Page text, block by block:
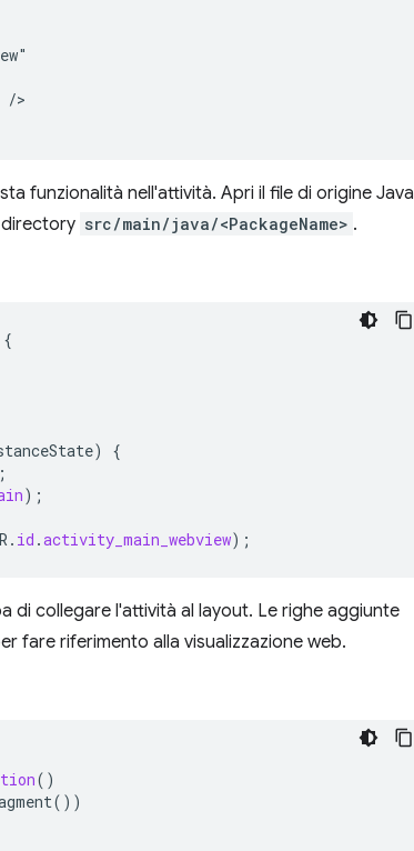
/>
funzionalità nell'attività. Apri il file di origine Java
directory src/main/java/<PackageName> .
{
)
{
);
R . id .activity_main_webview);
di collegare l'attività al layout. Le righe aggiunte
fare riferimento alla visualizzazione web.
()
())